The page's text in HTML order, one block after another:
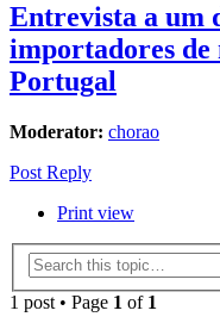
Entrevista a um
importadores
Portugal
Moderator: chorao
Post Reply
Print view
1 post • Page 1 of 1